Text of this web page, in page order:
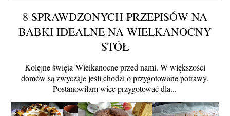
8 SPRAWDZONYCH PRZEPISÓW NA
BABKI IDEALNE NA WIELKANOCNY
STÓŁ
Kolejne święta Wielkanocne przed nami. W większości
domów są zwyczaje jeśli chodzi o przygotowane potrawy.
Postanowiłam więc przygotować dla...